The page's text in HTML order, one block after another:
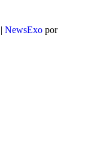
| NewsExo por